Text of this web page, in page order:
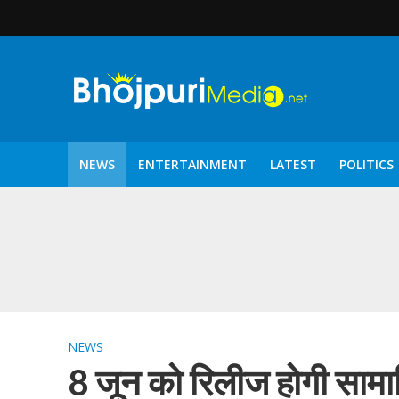
NEWS ENTERTAINMENT LATEST POLITICS
NEWS
8 जून को रिलीज होगी